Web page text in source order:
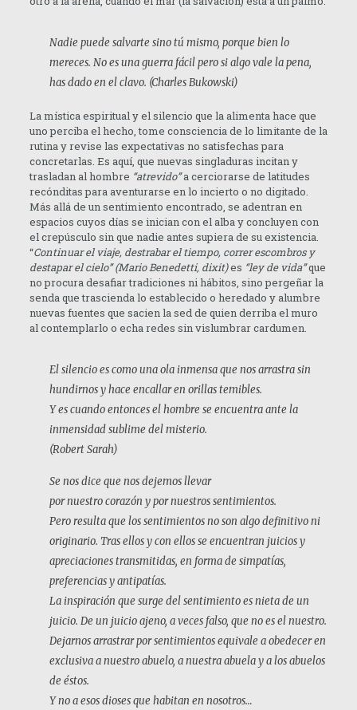
Nadie puede salvarte sino tú mismo, porque bien lo
mereces. No es una guerra fácil pero si algo vale la pena,
has dado en el clavo. (Charles Bukowski)
La mística espiritual y el silencio que la alimenta hace que
uno perciba el hecho, tome consciencia de lo limitante de la
rutina y revise las expectativas no satisfechas para
concretarlas. Es aquí, que nuevas singladuras incitan y
trasladan al hombre “atrevido”a cerciorarse de latitudes
recónditas para aventurarse en lo incierto o no digitado.
Más allá de un sentimiento encontrado, se adentran en
espacios cuyos días se inician con el alba y concluyen con
el crepúsculo sin que nadie antes supiera de su existencia.
“Continuar el viaje, destrabar el tiempo, correr escombros y
destapar el cielo” (Mario Benedetti, dixit)es “ley de vida”que
no procura desafiar tradiciones ni hábitos, sino pergeñar la
senda que trascienda lo establecido o heredado y alumbre
nuevas fuentes que sacien la sed de quien derriba el muro
al contemplarlo o echa redes sin vislumbrar cardumen.
El silencio es como una ola inmensa que nos arrastra sin
hundirnos y hace encallar en orillas temibles.
Y es cuando entonces el hombre se encuentra ante la
inmensidad sublime del misterio.
(Robert Sarah)
Se nos dice que nos dejemos llevar
por nuestro corazón y por nuestros sentimientos.
Pero resulta que los sentimientos no son algo definitivo ni
originario. Tras ellos y con ellos se encuentran juicios y
apreciaciones transmitidas, en forma de simpatías,
preferencias y antipatías.
La inspiración que surge del sentimiento es nieta de un
juicio. De un juicio ajeno, a veces falso, que no es el nuestro.
Dejarnos arrastrar por sentimientos equivale a obedecer en
exclusiva a nuestro abuelo, a nuestra abuela y a los abuelos
de éstos.
Y no a esos dioses que habitan en nosotros…